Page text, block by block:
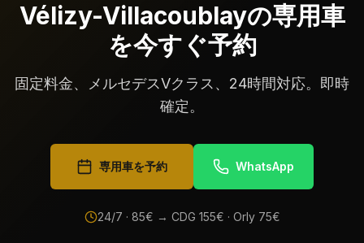
Vélizy-Villacoublayの専用車
を今すぐ予約
固定料金、メルセデスVクラス、24時間対応。即時
確定。
専用車を予約 WhatsApp
24/7 · 85€ → CDG 155€ · Orly 75€